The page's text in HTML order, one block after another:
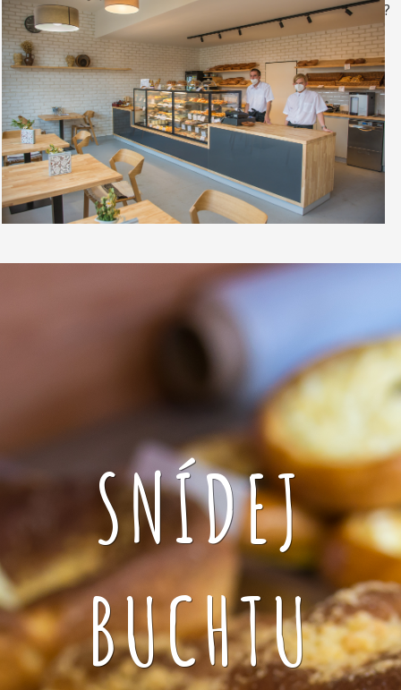
vynikající točenou zmrzlinu?
SNÍDEJ
BUCHTU